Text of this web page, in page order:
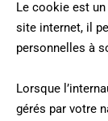
Le cookie est un
site internet, il
personnelles à
Lorsque
gérés par votre